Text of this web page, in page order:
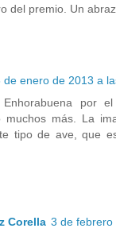
del premio. Un
de enero de 2013 a
por
muchos más. La
tipo de ave, que
Corella 3 de febrero